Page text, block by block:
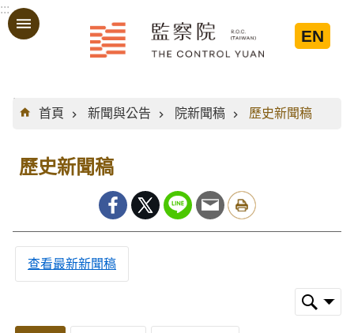
跳到主要內容區塊
:::
EN
:::
首頁
新聞與公告 院新聞稿 歷史新聞稿
歷史新聞稿
查看最新新聞稿